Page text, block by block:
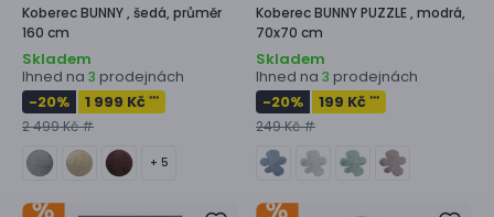
KoberecBUNNY , šedá, průměr
160 cm
Skladem
Ihned na 3 prodejnách
-20% 1 999 Kč ***
2 499 Kč #
+ 5
KoberecBUNNY PUZZLE , modrá,
70x70 cm
Skladem
Ihned na 3 prodejnách
-20% 199 Kč ***
249 Kč #